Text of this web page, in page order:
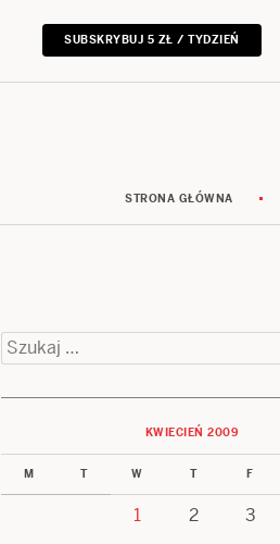
SUBSKRYBUJ 5 ZŁ / TYDZIEŃ
STRONA GŁÓWNA
Szukaj:
KWIECIEŃ 2009
M T W T F
1 2 3